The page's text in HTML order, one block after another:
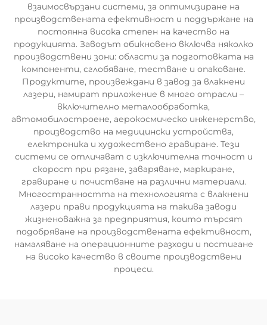
взаимосвързани системи, за оптимизиране на
производствената ефективност и поддържане на
постоянна висока степен на качество на
продукцията. Заводът обикновено включва няколко
производствени зони: области за подготовката на
компоненти, сглобяване, тестване и опаковане.
Продуктите, произвеждани в завод за влакнени
лазери, намират приложение в много отрасли –
включително металообработка,
автомобилостроене, аерокосмическо инженерство,
производство на медицински устройства,
електроника и художествено гравиране. Тези
системи се отличават с изключителна точност и
скорост при рязане, заваряване, маркиране,
гравиране и почистване на различни материали.
Многостранността на технологията с влакнени
лазери прави продукцията на такива заводи
жизненоважна за предприятия, които търсят
подобряване на производствената ефективност,
намаляване на операционните разходи и постигане
на високо качество в своите производствени
процеси.